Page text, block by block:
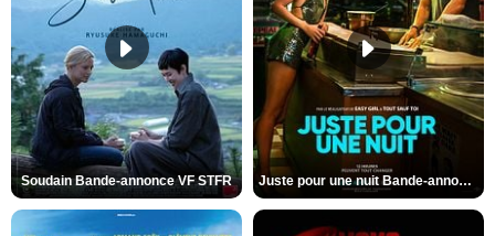
Soudain Bande-annonce VF STFR Juste pour une nuit Bande-annonce VO STFR